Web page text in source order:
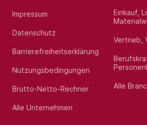
Impressum
Datenschutz
Barrierefreiheitserklärung
Nutzungsbedingungen
Brutto-Netto-Rechner
Alle Unternehmen
Einkauf,
Vertrieb,
Alle